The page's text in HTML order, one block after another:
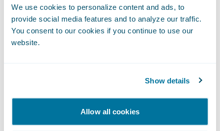
We use cookies to personalize content and ads, to
provide social media features and to analyze our traffic.
You consent to our cookies if you continue to use our
website.
Show details
Allow all cookies
Compare
Criado para que as seguradoras de P/C
sobre sinistros com análise proativa e
benchmark de pares e do setor.
Monitore as principais medidas e
tendências financeiras e operacionais